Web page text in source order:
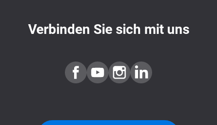
Verbinden Sie sich mit uns